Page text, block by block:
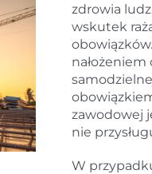
zdrowia
wskutek
zawodowej
nie
W